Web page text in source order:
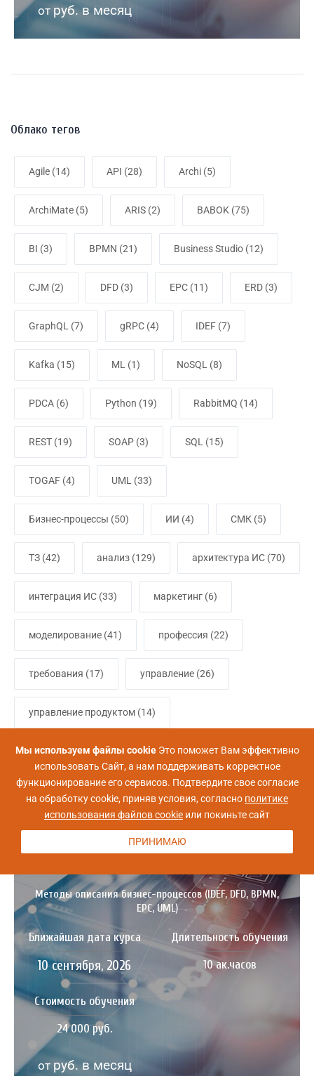
от руб. в месяц
Облако тегов
Agile (14) API (28) Archi (5)
ArchiMate (5) ARIS (2) BABOK (75)
BI (3) BPMN (21) Business Studio (12)
CJM (2) DFD (3) EPC (11) ERD (3)
GraphQL (7) gRPC (4) IDEF (7)
Kafka (15) ML (1) NoSQL (8)
PDCA (6) Python (19) RabbitMQ (14)
REST (19) SOAP (3) SQL (15)
TOGAF (4) UML (33)
Бизнес-процессы (50) ИИ (4) СМК (5)
ТЗ (42) анализ (129) архитектура ИС (70)
интеграция ИС (33) маркетинг (6)
моделирование (41) профессия (22)
требования (17) управление (26)
управление продуктом (14)
управление проектами(15)
управление требованиями(30) экзамен(15)
Методы описания бизнес-процессов (IDEF, DFD, BPMN,
EPC, UML)
Ближайшая дата курса
10 сентября, 2026
Длительность обучения
10 ак.часов
Стоимость обучения
24 000 руб.
от руб. в месяц
Мы используем файлы cookieЭто поможет Вам эффективно
использовать Сайт, а нам поддерживать корректное
функционирование его сервисов. Подтвердите свое согласие
на обработку cookie, приняв условия, согласно политике
использования файлов cookie или покиньте сайт
ПРИНИМАЮ